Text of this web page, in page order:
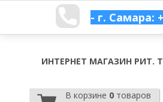
- г. Самара:
ИНТЕРНЕТ МАГАЗИН РИТ.
В корзине 0товаров